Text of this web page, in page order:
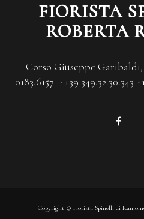
FIORISTA
ROBERTA
Corso Giuseppe
0183.6157 - +39
Copyright © Fiorista Spinelli di